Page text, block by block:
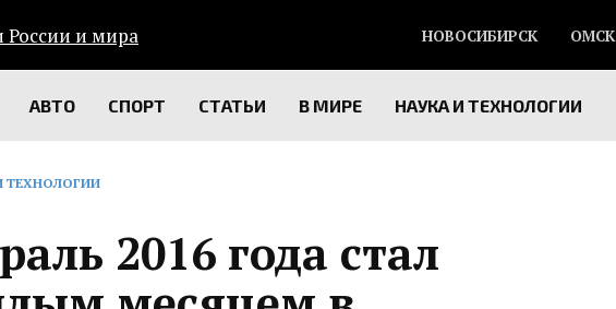
НОВОСИБИРСК ОМСК
АВТО СПОРТ СТАТЬИ В МИРЕ НАУКА И ТЕХНОЛОГИИ
ТЕХНОЛОГИИ
2016 года стал